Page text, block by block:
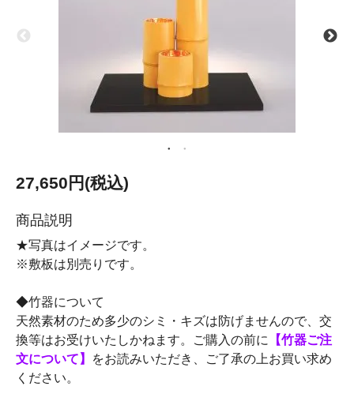
27,650円(税込)
商品説明
★写真はイメージです。
※敷板は別売りです。
◆竹器について
天然素材のため多少のシミ・キズは防げませんので、交
換等はお受けいたしかねます。ご購入の前に
【竹器ご注
文について】
をお読みいただき、ご了承の上お買い求め
ください。